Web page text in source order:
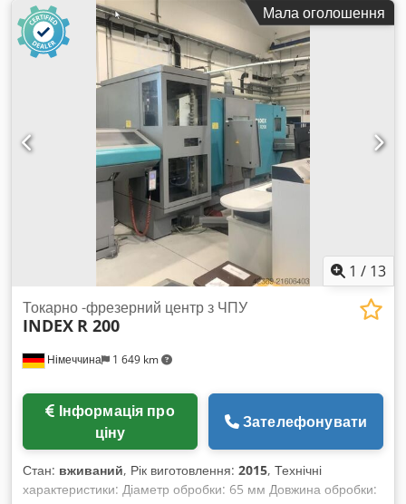
Мала оголошення
1 / 13
Німеччина 1 649 km
Токарно -фрезерний центр з ЧПУ
INDEX R 200
ціну
Зателефонувати
Стан: вживаний, Рік виготовлення: 2015, Технічні
характеристики: Діаметр обробки: 65 мм Довжина обробки: